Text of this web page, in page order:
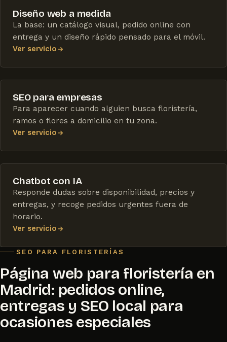
Diseño web a medida
La base: un catálogo visual, pedido online con
entrega y un diseño rápido pensado para el móvil.
Ver servicio
SEO para empresas
Para aparecer cuando alguien busca floristería,
ramos o flores a domicilio en tu zona.
Ver servicio
Chatbot con IA
Responde dudas sobre disponibilidad, precios y
entregas, y recoge pedidos urgentes fuera de
horario.
Ver servicio
SEO PARA FLORISTERÍAS
Página web para floristería en
Madrid: pedidos online,
entregas y SEO local para
ocasiones especiales